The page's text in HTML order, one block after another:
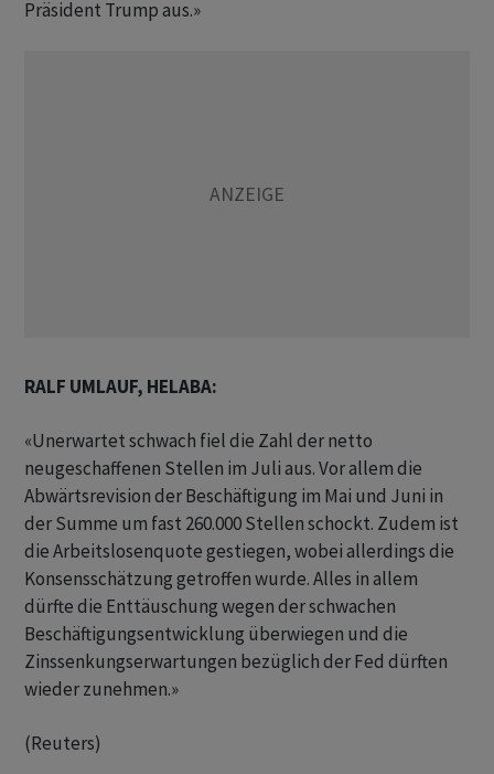
Präsident Trump aus.»
RALF UMLAUF, HELABA:
«Unerwartet schwach fiel die Zahl der netto
neugeschaffenen Stellen im Juli aus. Vor allem die
Abwärtsrevision der Beschäftigung im Mai und Juni in
der Summe um fast 260.000 Stellen schockt. Zudem ist
die Arbeitslosenquote gestiegen, wobei allerdings die
Konsensschätzung getroffen wurde. Alles in allem
dürfte die Enttäuschung wegen der schwachen
Beschäftigungsentwicklung überwiegen und die
Zinssenkungserwartungen bezüglich der Fed dürften
wieder zunehmen.»
(Reuters)